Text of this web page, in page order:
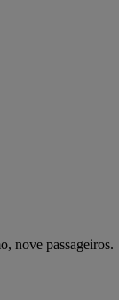
nove passageiros.